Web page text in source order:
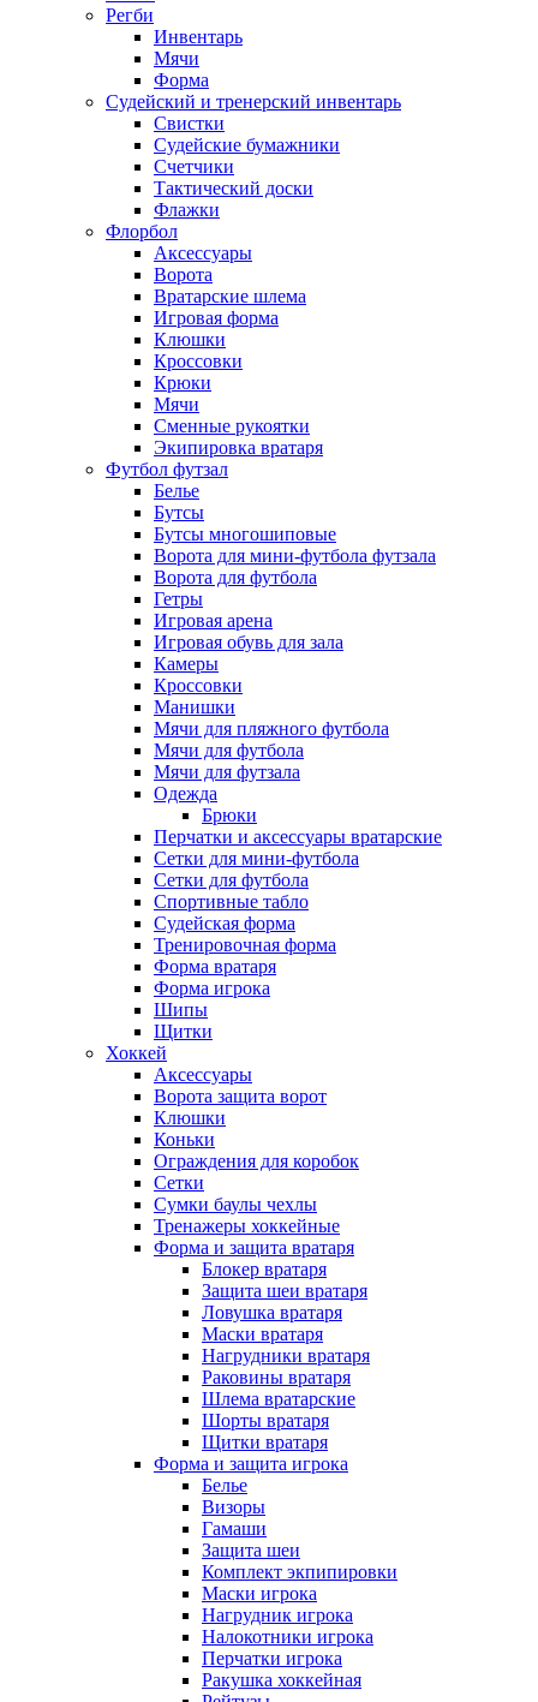
Регби
Инвентарь
Мячи
Форма
Судейский и тренерский инвентарь
Свистки
Судейские бумажники
Счетчики
Тактический доски
Флажки
Флорбол
Аксессуары
Ворота
Вратарские шлема
Игровая форма
Клюшки
Кроссовки
Крюки
Мячи
Сменные рукоятки
Экипировка вратаря
Футбол футзал
Белье
Бутсы
Бутсы многошиповые
Ворота для мини-футбола футзала
Ворота для футбола
Гетры
Игровая арена
Игровая обувь для зала
Камеры
Кроссовки
Манишки
Мячи для пляжного футбола
Мячи для футбола
Мячи для футзала
Одежда
Брюки
Перчатки и аксессуары вратарские
Сетки для мини-футбола
Сетки для футбола
Спортивные табло
Судейская форма
Тренировочная форма
Форма вратаря
Форма игрока
Шипы
Щитки
Хоккей
Аксессуары
Ворота защита ворот
Клюшки
Коньки
Ограждения для коробок
Сетки
Сумки баулы чехлы
Тренажеры хоккейные
Форма и защита вратаря
Блокер вратаря
Защита шеи вратаря
Ловушка вратаря
Маски вратаря
Нагрудники вратаря
Раковины вратаря
Шлема вратарские
Шорты вратаря
Щитки вратаря
Форма и защита игрока
Белье
Визоры
Гамаши
Защита шеи
Комплект экпипировки
Маски игрока
Нагрудник игрока
Налокотники игрока
Перчатки игрока
Ракушка хоккейная